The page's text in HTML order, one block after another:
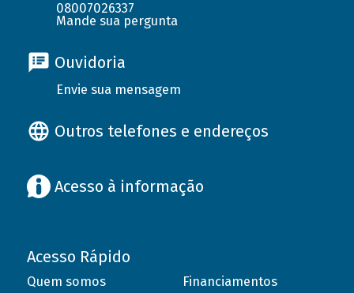
08007026337
Mande sua pergunta
Ouvidoria
Envie sua mensagem
Outros telefones e endereços
Acesso à informação
Acesso Rápido
Quem somos
Financiamentos